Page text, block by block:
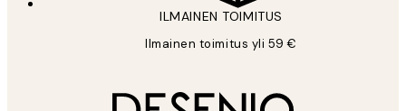
ILMAINEN TOIMITUS
Ilmainen toimitus yli 59 €